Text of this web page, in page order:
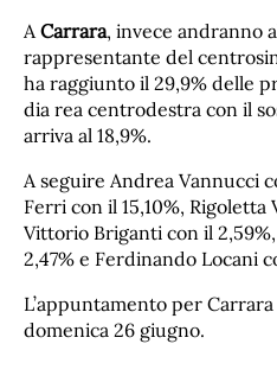
ACarrara, invece andranno
rappresentante del
ha raggiunto il 29,9% delle
dia rea centrodestra con il
arriva al 18,9%.
A seguire Andrea Vannucci
Ferri con il 15,10%, Rigoletta
Vittorio Briganti con il
2,47% e Ferdinando Locani
L’appuntamento per
domenica 26 giugno.